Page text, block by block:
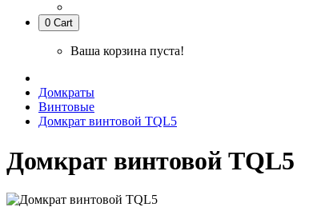
0 Cart
Ваша корзина пуста!
Домкраты
Винтовые
Домкрат винтовой TQL5
Домкрат винтовой TQL5